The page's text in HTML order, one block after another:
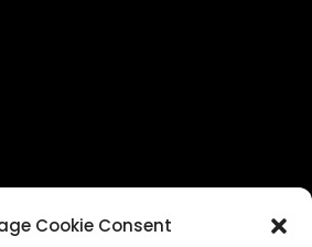
Cookie Consent